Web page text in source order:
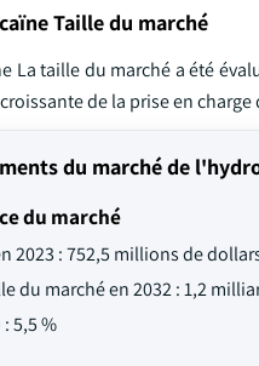
Taille du marché
La taille du marché a été
de la prise en
du marché de
du marché
2023 : 752,5 millions de
du marché en 2032 : 1,2
5,5 %